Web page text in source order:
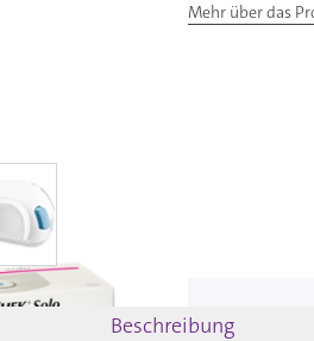
Mehr über das
Beschreibung